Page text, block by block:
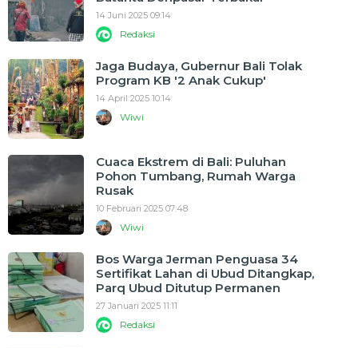
14 Juni 2025 09:14
Redaksi
Jaga Budaya, Gubernur Bali Tolak
Program KB '2 Anak Cukup'
14 April 2025 10:14
Wiwi
Cuaca Ekstrem di Bali: Puluhan
Pohon Tumbang, Rumah Warga
Rusak
10 Februari 2025 07:48
Wiwi
Bos Warga Jerman Penguasa 34
Sertifikat Lahan di Ubud Ditangkap,
Parq Ubud Ditutup Permanen
27 Januari 2025 11:11
Redaksi